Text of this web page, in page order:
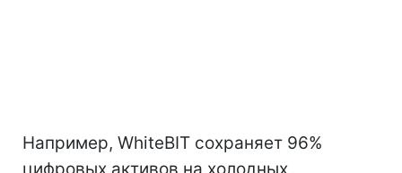
Например, WhiteBIT сохраняет 96%
цифровых активов на холодных